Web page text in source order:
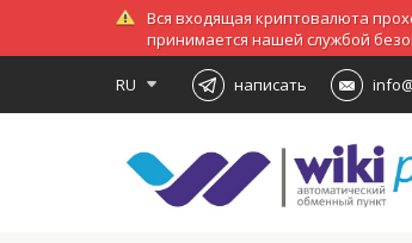
Вся входящая криптовалюта
принимается нашей службой
RU написать